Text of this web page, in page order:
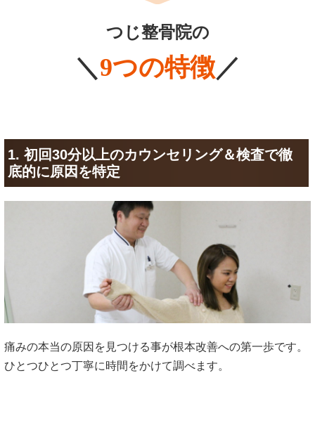
つじ整骨院の
＼ 9つの特徴／
1. 初回30分以上のカウンセリング＆検査で徹
底的に原因を特定
痛みの本当の原因を見つける事が根本改善への第一歩です。
ひとつひとつ丁寧に時間をかけて調べます。